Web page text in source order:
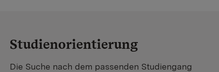
Studienorientierung
Die Suche nach dem passenden Studiengang